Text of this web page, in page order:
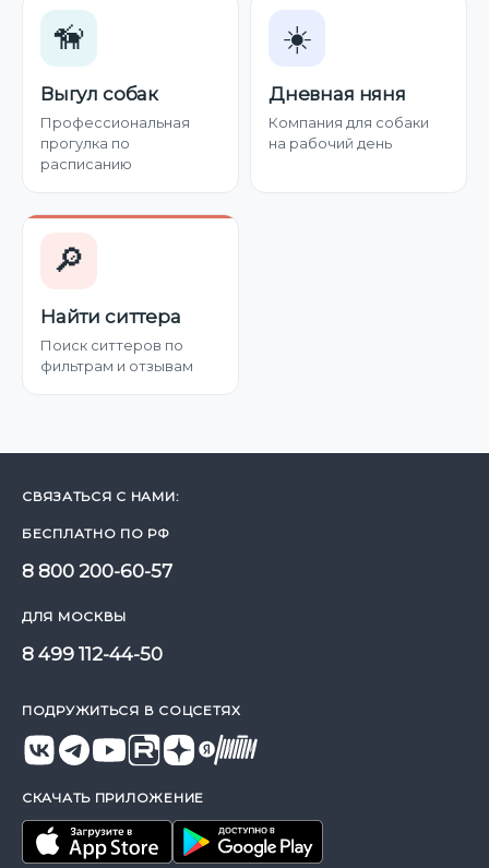
🦮
Выгул собак
Профессиональная
прогулка по
расписанию
☀️
Дневная няня
Компания для собаки
на рабочий день
🔎
Найти ситтера
Поиск ситтеров по
фильтрам и отзывам
СВЯЗАТЬСЯ С НАМИ:
БЕСПЛАТНО ПО РФ
8 800 200-60-57
ДЛЯ МОСКВЫ
8 499 112-44-50
ПОДРУЖИТЬСЯ В СОЦСЕТЯХ
СКАЧАТЬ ПРИЛОЖЕНИЕ